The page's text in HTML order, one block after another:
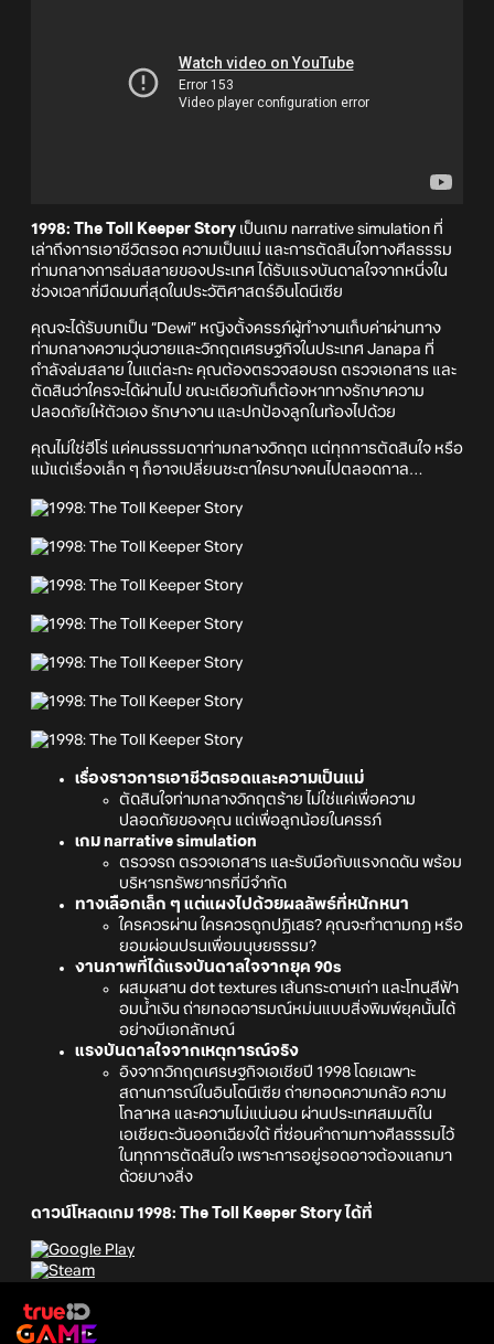
1998: The Toll Keeper Story เป็นเกม narrative simulation ที่
เล่าถึงการเอาชีวิตรอด ความเป็นแม่ และการตัดสินใจทางศีลธรรม
ท่ามกลางการล่มสลายของประเทศ ได้รับแรงบันดาลใจจากหนึ่งใน
ช่วงเวลาที่มืดมนที่สุดในประวัติศาสตร์อินโดนีเซีย
คุณจะได้รับบทเป็น “Dewi” หญิงตั้งครรภ์ผู้ทำงานเก็บค่าผ่านทาง
ท่ามกลางความวุ่นวายและวิกฤตเศรษฐกิจในประเทศ Janapa ที่
กำลังล่มสลาย ในแต่ละกะ คุณต้องตรวจสอบรถ ตรวจเอกสาร และ
ตัดสินว่าใครจะได้ผ่านไป ขณะเดียวกันก็ต้องหาทางรักษาความ
ปลอดภัยให้ตัวเอง รักษางาน และปกป้องลูกในท้องไปด้วย
คุณไม่ใช่ฮีโร่ แค่คนธรรมดาท่ามกลางวิกฤต แต่ทุกการตัดสินใจ หรือ
แม้แต่เรื่องเล็ก ๆ ก็อาจเปลี่ยนชะตาใครบางคนไปตลอดกาล…
เรื่องราวการเอาชีวิตรอดและความเป็นแม่
ตัดสินใจท่ามกลางวิกฤตร้าย ไม่ใช่แค่เพื่อความ
ปลอดภัยของคุณ แต่เพื่อลูกน้อยในครรภ์
เกม narrative simulation
ตรวจรถ ตรวจเอกสาร และรับมือกับแรงกดดัน พร้อม
บริหารทรัพยากรที่มีจำกัด
ทางเลือกเล็ก ๆ แต่แผงไปด้วยผลลัพธ์ที่หนักหนา
ใครควรผ่าน ใครควรถูกปฏิเสธ? คุณจะทำตามกฎ หรือ
ยอมผ่อนปรนเพื่อมนุษยธรรม?
งานภาพที่ได้แรงบันดาลใจจากยุค 90s
ผสมผสาน dot textures เส้นกระดาษเก่า และโทนสีฟ้า
อมน้ำเงิน ถ่ายทอดอารมณ์หม่นแบบสิ่งพิมพ์ยุคนั้นได้
อย่างมีเอกลักษณ์
แรงบันดาลใจจากเหตุการณ์จริง
อิงจากวิกฤตเศรษฐกิจเอเชียปี 1998 โดยเฉพาะ
สถานการณ์ในอินโดนีเซีย ถ่ายทอดความกลัว ความ
โกลาหล และความไม่แน่นอน ผ่านประเทศสมมติใน
เอเชียตะวันออกเฉียงใต้ ที่ซ่อนคำถามทางศีลธรรมไว้
ในทุกการตัดสินใจ เพราะการอยู่รอดอาจต้องแลกมา
ด้วยบางสิ่ง
ดาวน์โหลดเกม 1998: The Toll Keeper Story ได้ที่